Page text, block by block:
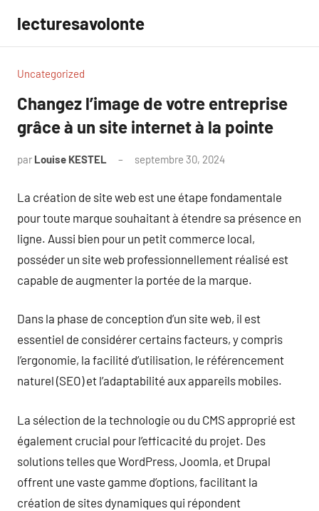
contenu
lecturesavolonte
Uncategorized
Changez l’image de votre entreprise
grâce à un site internet à la pointe
par Louise KESTEL septembre 30, 2024
La création de site web est une étape fondamentale
pour toute marque souhaitant à étendre sa présence en
ligne. Aussi bien pour un petit commerce local,
posséder un site web professionnellement réalisé est
capable de augmenter la portée de la marque.
Dans la phase de conception d’un site web, il est
essentiel de considérer certains facteurs, y compris
l’ergonomie, la facilité d’utilisation, le référencement
naturel (SEO) et l’adaptabilité aux appareils mobiles.
La sélection de la technologie ou du CMS approprié est
également crucial pour l’efficacité du projet. Des
solutions telles que WordPress, Joomla, et Drupal
offrent une vaste gamme d’options, facilitant la
création de sites dynamiques qui répondent